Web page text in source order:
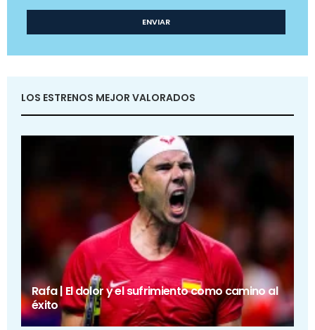
LOS ESTRENOS MEJOR VALORADOS
Rafa | El dolor y el sufrimiento como camino al
éxito